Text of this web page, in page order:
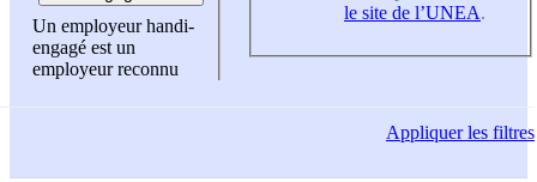
Un employeur handi-
engagé est un
employeur reconnu
le site de l’UNEA.
Appliquerles filtres